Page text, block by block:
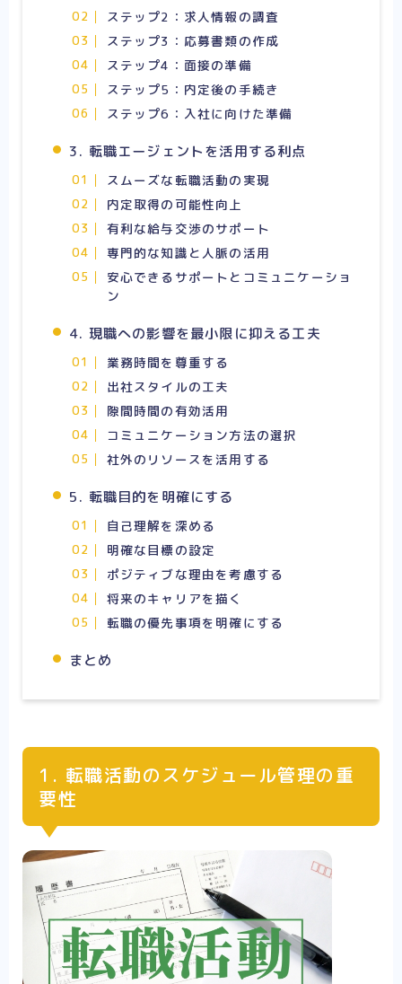
ステップ2：求人情報の調査
ステップ3：応募書類の作成
ステップ4：面接の準備
ステップ5：内定後の手続き
ステップ6：入社に向けた準備
3. 転職エージェントを活用する利点
スムーズな転職活動の実現
内定取得の可能性向上
有利な給与交渉のサポート
専門的な知識と人脈の活用
安心できるサポートとコミュニケーショ
ン
4. 現職への影響を最小限に抑える工夫
業務時間を尊重する
出社スタイルの工夫
隙間時間の有効活用
コミュニケーション方法の選択
社外のリソースを活用する
5. 転職目的を明確にする
自己理解を深める
明確な目標の設定
ポジティブな理由を考慮する
将来のキャリアを描く
転職の優先事項を明確にする
まとめ
1. 転職活動のスケジュール管理の重
要性